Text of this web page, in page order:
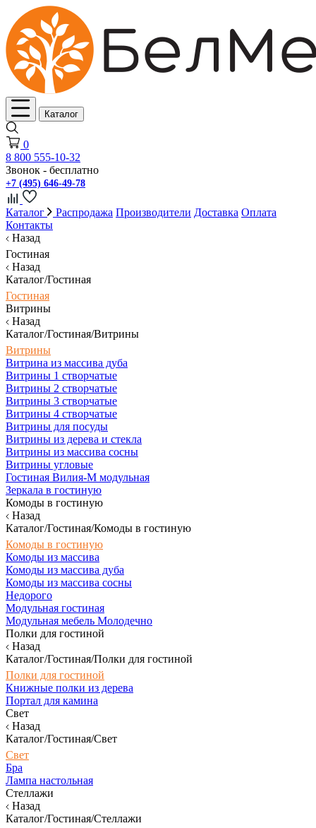
Каталог
0
8 800 555-10-32
Звонок - бесплатно
+7 (495) 646-49-78
Каталог Распродажа Производители Доставка Оплата
Контакты
Назад
Гостиная
Назад
Каталог/Гостиная
Гостиная
Витрины
Назад
Каталог/Гостиная/Витрины
Витрины
Витрина из массива дуба
Витрины 1 створчатые
Витрины 2 створчатые
Витрины 3 створчатые
Витрины 4 створчатые
Витрины для посуды
Витрины из дерева и стекла
Витрины из массива сосны
Витрины угловые
Гостиная Вилия-М модульная
Зеркала в гостиную
Комоды в гостиную
Назад
Каталог/Гостиная/Комоды в гостиную
Комоды в гостиную
Комоды из массива
Комоды из массива дуба
Комоды из массива сосны
Недорого
Модульная гостиная
Модульная мебель Молодечно
Полки для гостиной
Назад
Каталог/Гостиная/Полки для гостиной
Полки для гостиной
Книжные полки из дерева
Портал для камина
Свет
Назад
Каталог/Гостиная/Свет
Свет
Бра
Лампа настольная
Стеллажи
Назад
Каталог/Гостиная/Стеллажи